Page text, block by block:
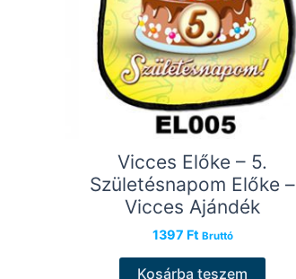
Vicces Előke – 5.
Születésnapom Előke –
Vicces Ajándék
1397 Ft Bruttó
Kosárba teszem